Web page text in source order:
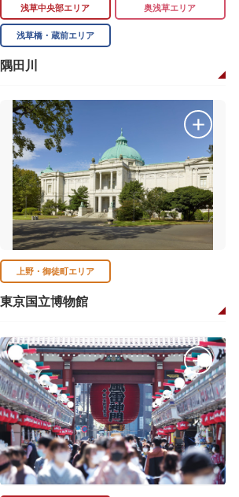
浅草中央部エリア 奥浅草エリア
浅草橋・蔵前エリア
隅田川
上野・御徒町エリア
東京国立博物館